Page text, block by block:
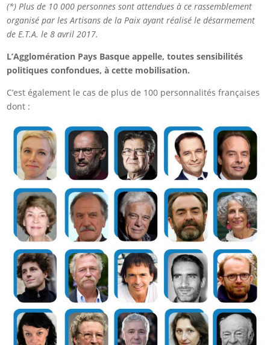
(*) Plus de 10 000 personnes sont attendues à ce rassemblement
organisé par les Artisans de la Paix ayant réalisé le désarmement
de E.T.A. le 8 avril 2017.
L’Agglomération Pays Basque appelle, toutes sensibilités
politiques confondues, à cette mobilisation.
C’est également le cas de plus de 100 personnalités françaises
dont :